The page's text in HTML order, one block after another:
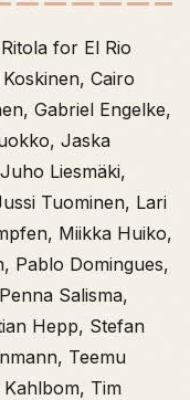
for El Rio
Cairo
Gabriel Engelke,
Jaska
Liesmäki,
Tuominen, Lari
Miikka Huiko,
Pablo Domingues,
Salisma,
Hepp, Stefan
Teemu
Tim